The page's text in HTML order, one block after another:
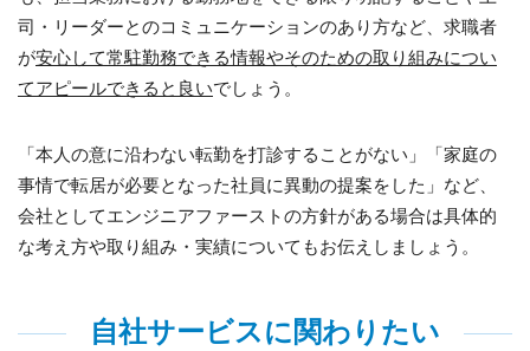
司・リーダーとのコミュニケーションのあり方など、求職者
が安心して常駐勤務できる情報やそのための取り組みについ
てアピールできると良いでしょう。
「本人の意に沿わない転勤を打診することがない」「家庭の
事情で転居が必要となった社員に異動の提案をした」など、
会社としてエンジニアファーストの方針がある場合は具体的
な考え方や取り組み・実績についてもお伝えしましょう。
自社サービスに関わりたい